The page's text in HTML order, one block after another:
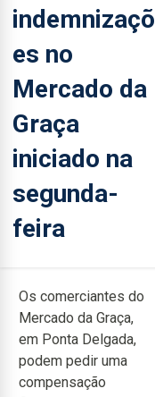
indemnizaçõ
es no
Mercado da
Graça
iniciado na
segunda-
feira
Os comerciantes do
Mercado da Graça,
em Ponta Delgada,
podem pedir uma
compensação